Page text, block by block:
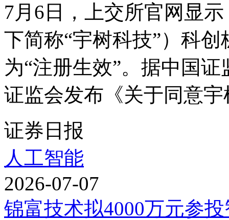
7月6日，上交所官网显
下简称“宇树科技”）科
为“注册生效”。据中国
证监会发布《关于同意宇
证券日报
人工智能
2026-07-07
锦富技术拟4000万元参